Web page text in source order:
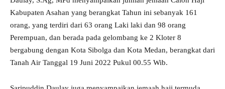
Kabupaten Asahan yang berangkat Tahun ini sebanyak 161
orang, yang terdiri dari 63 orang Laki laki dan 98 orang
Perempuan, dan berada pada gelombang ke 2 Kloter 8
bergabung dengan Kota Sibolga dan Kota Medan, berangkat dari
Tanah Air Tanggal 19 Juni 2022 Pukul 00.55 Wib.